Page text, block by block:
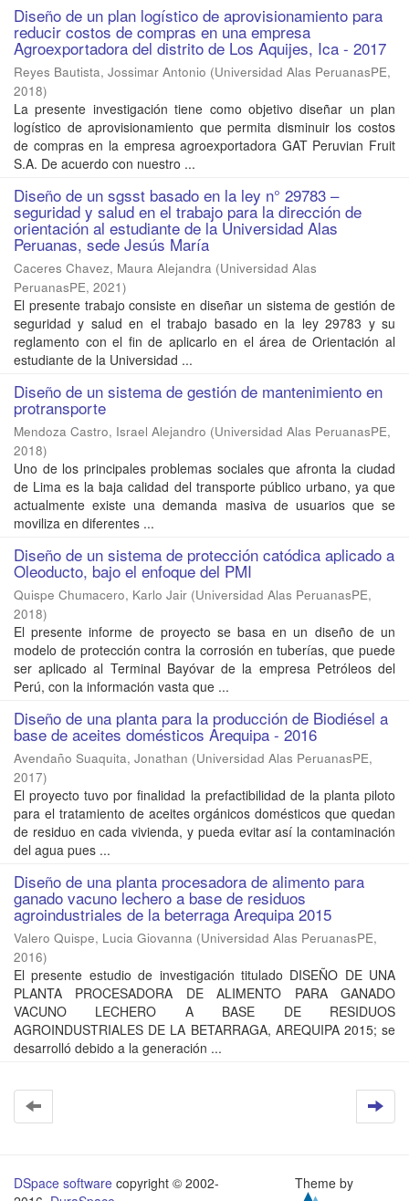
Diseño de un plan logístico de aprovisionamiento para
reducir costos de compras en una empresa
Agroexportadora del distrito de Los Aquijes, Ica - 2017
Reyes Bautista, Jossimar Antonio (Universidad Alas PeruanasPE,
2018)
La presente investigación tiene como objetivo diseñar un plan
logístico de aprovisionamiento que permita disminuir los costos
de compras en la empresa agroexportadora GAT Peruvian Fruit
S.A. De acuerdo con nuestro ...
Diseño de un sgsst basado en la ley n° 29783 –
seguridad y salud en el trabajo para la dirección de
orientación al estudiante de la Universidad Alas
Peruanas, sede Jesús María
Caceres Chavez, Maura Alejandra (Universidad Alas
PeruanasPE, 2021)
El presente trabajo consiste en diseñar un sistema de gestión de
seguridad y salud en el trabajo basado en la ley 29783 y su
reglamento con el fin de aplicarlo en el área de Orientación al
estudiante de la Universidad ...
Diseño de un sistema de gestión de mantenimiento en
protransporte
Mendoza Castro, Israel Alejandro (Universidad Alas PeruanasPE,
2018)
Uno de los principales problemas sociales que afronta la ciudad
de Lima es la baja calidad del transporte público urbano, ya que
actualmente existe una demanda masiva de usuarios que se
moviliza en diferentes ...
Diseño de un sistema de protección catódica aplicado a
Oleoducto, bajo el enfoque del PMI
Quispe Chumacero, Karlo Jair (Universidad Alas PeruanasPE,
2018)
El presente informe de proyecto se basa en un diseño de un
modelo de protección contra la corrosión en tuberías, que puede
ser aplicado al Terminal Bayóvar de la empresa Petróleos del
Perú, con la información vasta que ...
Diseño de una planta para la producción de Biodiésel a
base de aceites domésticos Arequipa - 2016
Avendaño Suaquita, Jonathan (Universidad Alas PeruanasPE,
2017)
El proyecto tuvo por finalidad la prefactibilidad de la planta piloto
para el tratamiento de aceites orgánicos domésticos que quedan
de residuo en cada vivienda, y pueda evitar así la contaminación
del agua pues ...
Diseño de una planta procesadora de alimento para
ganado vacuno lechero a base de residuos
agroindustriales de la beterraga Arequipa 2015
Valero Quispe, Lucia Giovanna (Universidad Alas PeruanasPE,
2016)
El presente estudio de investigación titulado DISEÑO DE UNA
PLANTA PROCESADORA DE ALIMENTO PARA GANADO
VACUNO LECHERO A BASE DE RESIDUOS
AGROINDUSTRIALES DE LA BETARRAGA, AREQUIPA 2015; se
desarrolló debido a la generación ...
DSpace software copyright © 2002-
Theme by